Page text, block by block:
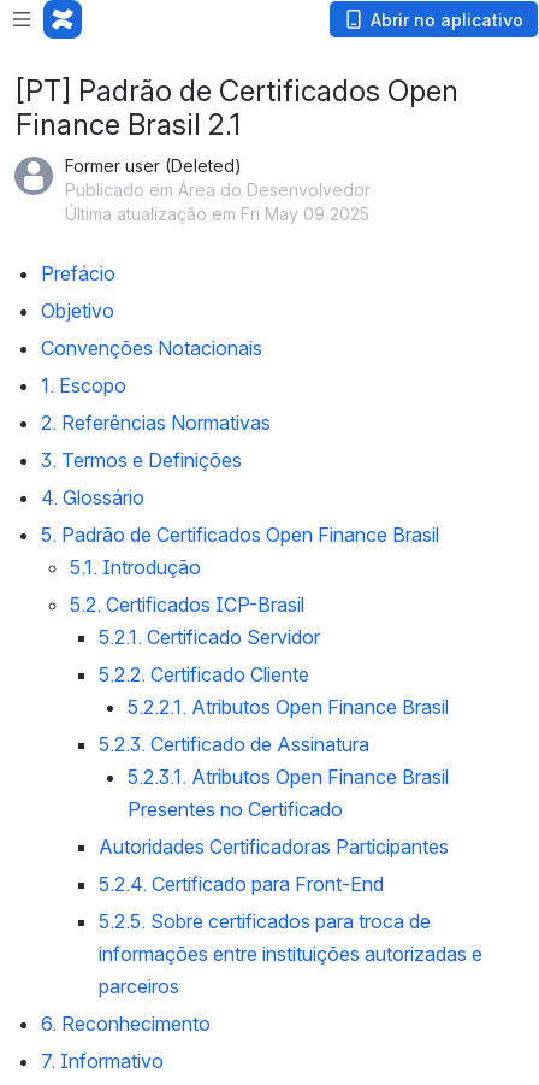
Abrir no aplicativo
[PT] Padrão de Certificados Open
Finance Brasil 2.1
Former user (Deleted)
Publicado em Área do Desenvolvedor
Última atualização em Fri May 09 2025
Prefácio
Objetivo
Convenções Notacionais
1. Escopo
2. Referências Normativas
3. Termos e Definições
4. Glossário
5. Padrão de Certificados Open Finance Brasil
5.1. Introdução
5.2. Certificados ICP-Brasil
5.2.1. Certificado Servidor
5.2.2. Certificado Cliente
5.2.2.1. Atributos Open Finance Brasil
5.2.3. Certificado de Assinatura
5.2.3.1. Atributos Open Finance Brasil
Presentes no Certificado
Autoridades Certificadoras Participantes
5.2.4. Certificado para Front-End
5.2.5. Sobre certificados para troca de
informações entre instituições autorizadas e
parceiros
6. Reconhecimento
7. Informativo